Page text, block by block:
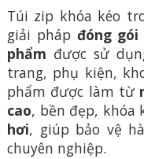
Túi zip khóa kéo
giải pháp đóng
phẩm được sử
trang, phụ kiện,
phẩm được làm từ
cao, bền đẹp, khóa
hơi, giúp bảo vệ
chuyên nghiệp.